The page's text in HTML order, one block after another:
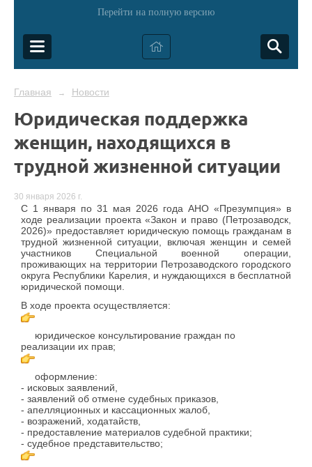
Перейти на полную версию
Главная → Новости
Юридическая поддержка
женщин, находящихся в
трудной жизненной ситуации
30 января 2026 г.
С 1 января по 31 мая 2026 года АНО «Презумпция» в
ходе реализации проекта «Закон и право (Петрозаводск,
2026)» предоставляет юридическую помощь гражданам в
трудной жизненной ситуации, включая женщин и семей
участников Специальной военной операции,
проживающих на территории Петрозаводского городского
округа Республики Карелия, и нуждающихся в бесплатной
юридической помощи.
В ходе проекта осуществляется:
юридическое консультирование граждан по
реализации их прав;
оформление:
- исковых заявлений,
- заявлений об отмене судебных приказов,
- апелляционных и кассационных жалоб,
- возражений, ходатайств,
- предоставление материалов судебной практики;
- судебное представительство;